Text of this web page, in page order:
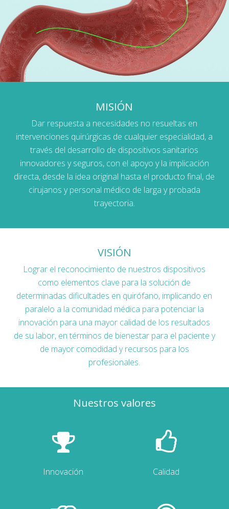
MISIÓN
Dar respuesta a necesidades no resueltas en
intervenciones quirúrgicas de cualquier especialidad, a
través del desarrollo de dispositivos sanitarios
innovadores y seguros, con el apoyo y la implicación
directa, desde la idea original hasta el producto final, de
cirujanos y personal médico de larga y probada
trayectoria.
VISIÓN
Lograr el reconocimiento de nuestros dispositivos
como elementos clave para la solución de
determinadas dificultades en quirófano, implicando en
paralelo a la comunidad médica para potenciar la
innovación para una mayor calidad de los resultados
de su labor, en términos de bienestar para el paciente y
de mayor comodidad y recursos para los
profesionales.
Nuestros valores
Innovación Calidad